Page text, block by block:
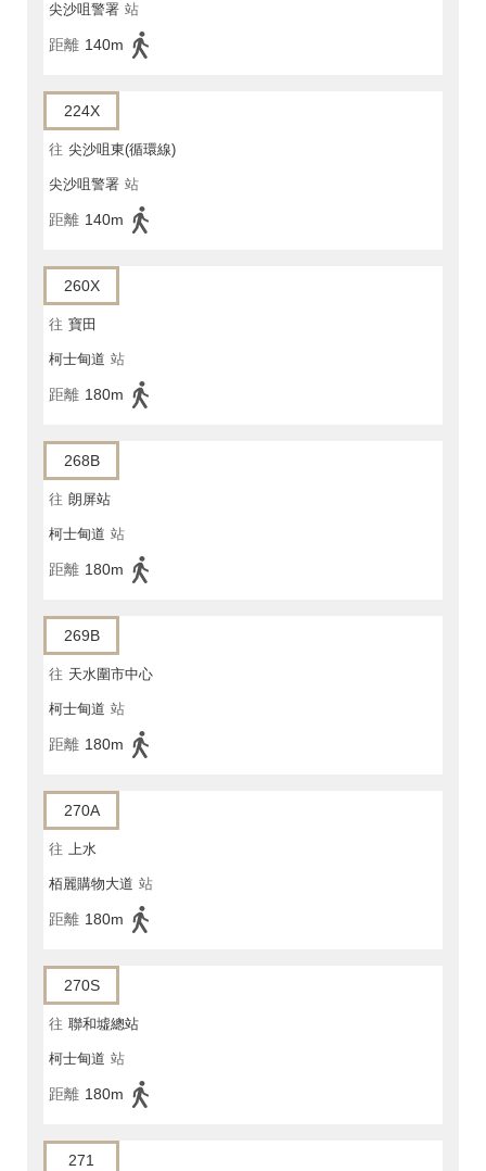
尖沙咀警署 站
距離 140m
224X
往 尖沙咀東(循環線)
尖沙咀警署 站
距離 140m
260X
往 寶田
柯士甸道 站
距離 180m
268B
往 朗屏站
柯士甸道 站
距離 180m
269B
往 天水圍市中心
柯士甸道 站
距離 180m
270A
往 上水
栢麗購物大道 站
距離 180m
270S
往 聯和墟總站
柯士甸道 站
距離 180m
271